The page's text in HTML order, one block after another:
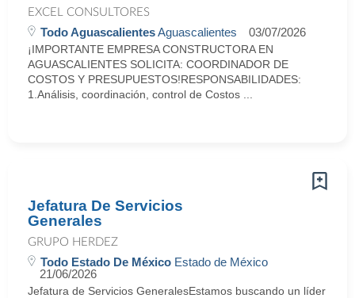
EXCEL CONSULTORES
Todo AguascalientesAguascalientes 03/07/2026
¡IMPORTANTE EMPRESA CONSTRUCTORA EN
AGUASCALIENTES SOLICITA: COORDINADOR DE
COSTOS Y PRESUPUESTOS!RESPONSABILIDADES:
1.Análisis, coordinación, control de Costos ...
Jefatura De Servicios
Generales
GRUPO HERDEZ
Todo Estado De México Estado de México
21/06/2026
Jefatura de Servicios GeneralesEstamos buscando un líder